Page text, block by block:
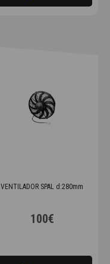
VENTILADOR SPAL d:280mm
100€